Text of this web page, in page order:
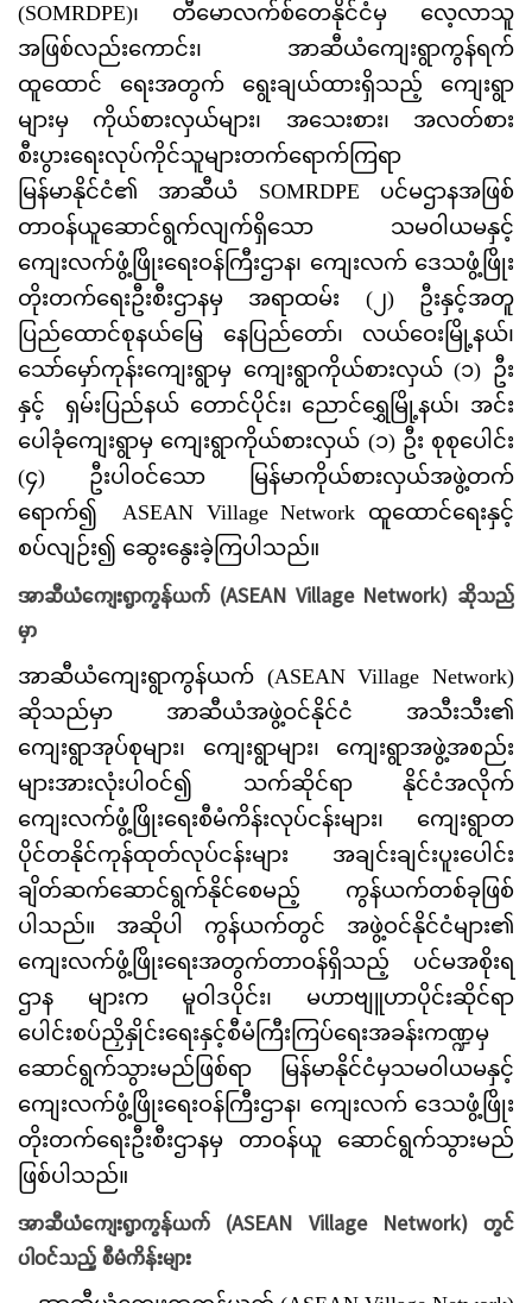
(SOMRDPE)၊ တီမောလက်စ်တေနိုင်ငံမှ လေ့လာသူ
အဖြစ်လည်းကောင်း၊ အာဆီယံကျေးရွာကွန်ရက်
ထူထောင် ရေးအတွက် ရွေးချယ်ထားရှိသည့် ကျေးရွာ
များမှ ကိုယ်စားလှယ်များ၊ အသေးစား၊ အလတ်စား
စီးပွားရေးလုပ်ကိုင်သူများတက်ရောက်ကြရာ
မြန်မာနိုင်ငံ၏ အာဆီယံ SOMRDPE ပင်မဌာနအဖြစ်
တာဝန်ယူဆောင်ရွက်လျက်ရှိသော သမဝါယမနှင့်
ကျေးလက်ဖွံ့ဖြိုးရေးဝန်ကြီးဌာန၊ ကျေးလက် ဒေသဖွံ့ဖြိုး
တိုးတက်ရေးဦးစီးဌာနမှ အရာထမ်း (၂) ဦးနှင့်အတူ
ပြည်ထောင်စုနယ်မြေ နေပြည်တော်၊ လယ်ဝေးမြို့နယ်၊
သော်မှော်ကုန်းကျေးရွာမှ ကျေးရွာကိုယ်စားလှယ် (၁) ဦး
နှင့် ရှမ်းပြည်နယ် တောင်ပိုင်း၊ ညောင်ရွှေမြို့နယ်၊ အင်း
ပေါခုံကျေးရွာမှ ကျေးရွာကိုယ်စားလှယ် (၁) ဦး စုစုပေါင်း
(၄) ဦးပါဝင်သော မြန်မာကိုယ်စားလှယ်အဖွဲ့တက်
ရောက်၍ ASEAN Village Network ထူထောင်ရေးနှင့်
စပ်လျဉ်း၍ ဆွေးနွေးခဲ့ကြပါသည်။
အာဆီယံကျေးရွာကွန်ယက် (ASEAN Village Network) ဆိုသည်
မှာ
အာဆီယံကျေးရွာကွန်ယက် (ASEAN Village Network)
ဆိုသည်မှာ အာဆီယံအဖွဲ့ဝင်နိုင်ငံ အသီးသီး၏
ကျေးရွာအုပ်စုများ၊ ကျေးရွာများ၊ ကျေးရွာအဖွဲ့အစည်း
များအားလုံးပါဝင်၍ သက်ဆိုင်ရာ နိုင်ငံအလိုက်
ကျေးလက်ဖွံ့ဖြိုးရေးစီမံကိန်းလုပ်ငန်းများ၊ ကျေးရွာတ
ပိုင်တနိုင်ကုန်ထုတ်လုပ်ငန်းများ အချင်းချင်းပူးပေါင်း
ချိတ်ဆက်ဆောင်ရွက်နိုင်စေမည့် ကွန်ယက်တစ်ခုဖြစ်
ပါသည်။ အဆိုပါ ကွန်ယက်တွင် အဖွဲ့ဝင်နိုင်ငံများ၏
ကျေးလက်ဖွံ့ဖြိုးရေးအတွက်တာဝန်ရှိသည့် ပင်မအစိုးရ
ဌာန များက မူဝါဒပိုင်း၊ မဟာဗျူဟာပိုင်းဆိုင်ရာ
ပေါင်းစပ်ညှိနှိုင်းရေးနှင့်စီမံကြီးကြပ်ရေးအခန်းကဏ္ဍမှ
ဆောင်ရွက်သွားမည်ဖြစ်ရာ မြန်မာနိုင်ငံမှသမဝါယမနှင့်
ကျေးလက်ဖွံ့ဖြိုးရေးဝန်ကြီးဌာန၊ ကျေးလက် ဒေသဖွံ့ဖြိုး
တိုးတက်ရေးဦးစီးဌာနမှ တာဝန်ယူ ဆောင်ရွက်သွားမည်
ဖြစ်ပါသည်။
အာဆီယံကျေးရွာကွန်ယက် (ASEAN Village Network) တွင်
ပါဝင်သည့် စီမံကိန်းများ